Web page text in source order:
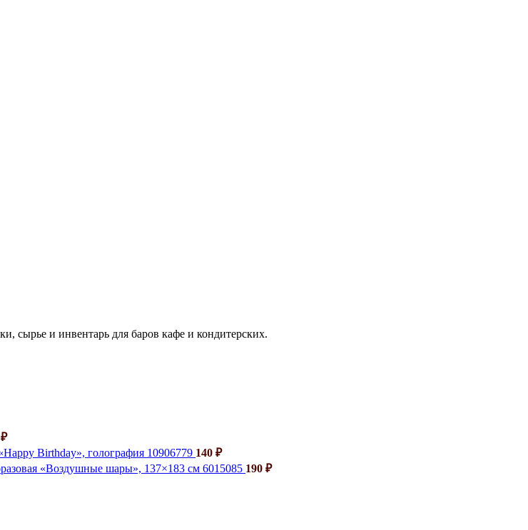
сырье и инвентарь для баров кафе и кондитерских.
₽
Birthday», голография 10906779 140 ₽
«Воздушные шары», 137×183 см 6015085 190 ₽